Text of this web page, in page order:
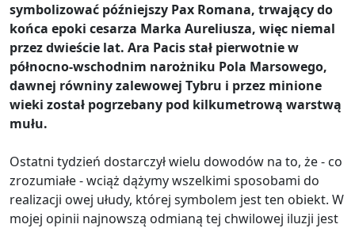
symbolizować późniejszy Pax Romana, trwający do
końca epoki cesarza Marka Aureliusza, więc niemal
przez dwieście lat. Ara Pacis stał pierwotnie w
północno-wschodnim narożniku Pola Marsowego,
dawnej równiny zalewowej Tybru i przez minione
wieki został pogrzebany pod kilkumetrową warstwą
mułu.
Ostatni tydzień dostarczył wielu dowodów na to, że - co
zrozumiałe - wciąż dążymy wszelkimi sposobami do
realizacji owej ułudy, której symbolem jest ten obiekt. W
mojej opinii najnowszą odmianą tej chwilowej iluzji jest